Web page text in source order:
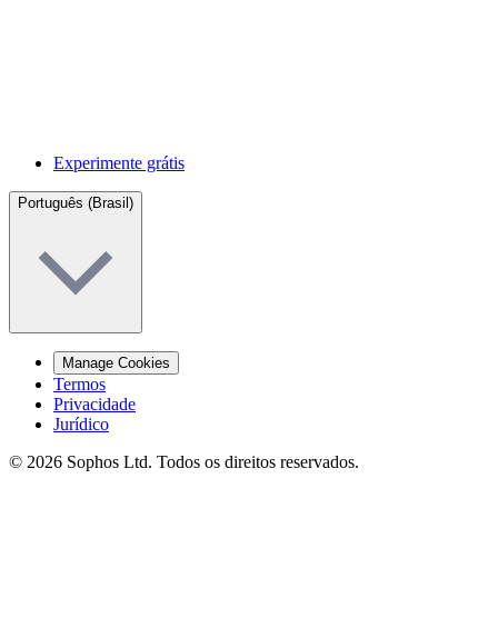
Experimente grátis
Português (Brasil)
Manage Cookies
Termos
Privacidade
Jurídico
© 2026 Sophos Ltd. Todos os direitos reservados.